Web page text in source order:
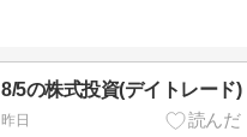
8/5の株式投資(デイトレード)
昨日